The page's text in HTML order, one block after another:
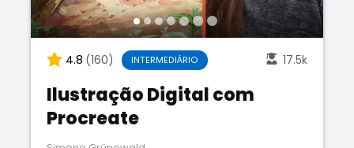
4.8 (160) INTERMEDIÁRIO 17.5k
Ilustração Digital com
Procreate